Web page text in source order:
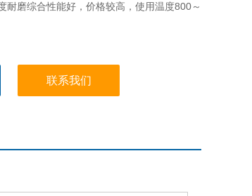
耐磨综合性能好，价格较高，使用温度800～
联系我们